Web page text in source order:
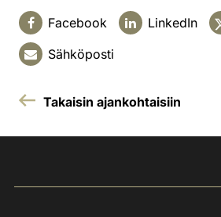
Facebook LinkedIn
Sähköposti
Takaisin ajankohtaisiin